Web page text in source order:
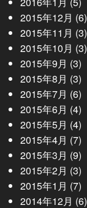
2015年12月 (6)
2015年11月 (3)
2015年10月 (3)
2015年9月 (3)
2015年8月 (3)
2015年7月 (6)
2015年6月 (4)
2015年5月 (4)
2015年4月 (7)
2015年3月 (9)
2015年2月 (3)
2015年1月 (7)
2014年12月 (6)